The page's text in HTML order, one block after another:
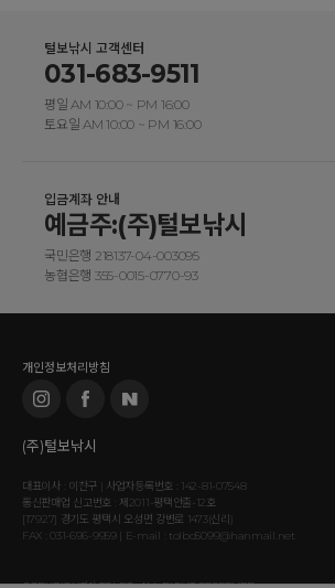
털보낚시 고객센터
031-683-9511
평일 AM 10:00 ~ PM 16:00
토요일 AM 10:00 ~ PM 16:00
입금계좌 안내
예금주:(주)털보낚시
국민은행 218137-04-003095
농협은행 355-0015-0770-93
개인정보처리방침
(주)털보낚시
대표이사 : 이찬구 | 사업자등록번호 : 142-81-07548
통신판매업 신고번호 : 제2011-평택안출-12호
[17927] 경기도 평택시 오성면 강변로 1473(신리)
FAX : 031-696-9959 | E-mail : tolbo5099@hanmail.net